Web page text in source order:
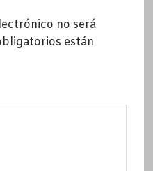
no será
están